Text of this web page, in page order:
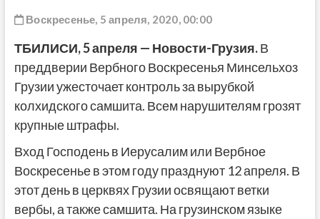
Воскресенье, 5 апреля, 2020, 00:00
ТБИЛИСИ, 5 апреля — Новости-Грузия.В
преддверии Вербного Воскресенья Минсельхоз
Грузии ужесточает контроль за вырубкой
колхидского самшита. Всем нарушителям грозят
крупные штрафы.
Вход Господень в Иерусалим или Вербное
Воскресенье в этом году празднуют 12 апреля. В
этот день в церквях Грузии освящают ветки
вербы, а также самшита. На грузинском языке